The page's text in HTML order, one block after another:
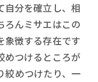
自分を確立し、相
ろんミサエはこの
象徴する存在です
めつけるところが
絞めつけたり、一